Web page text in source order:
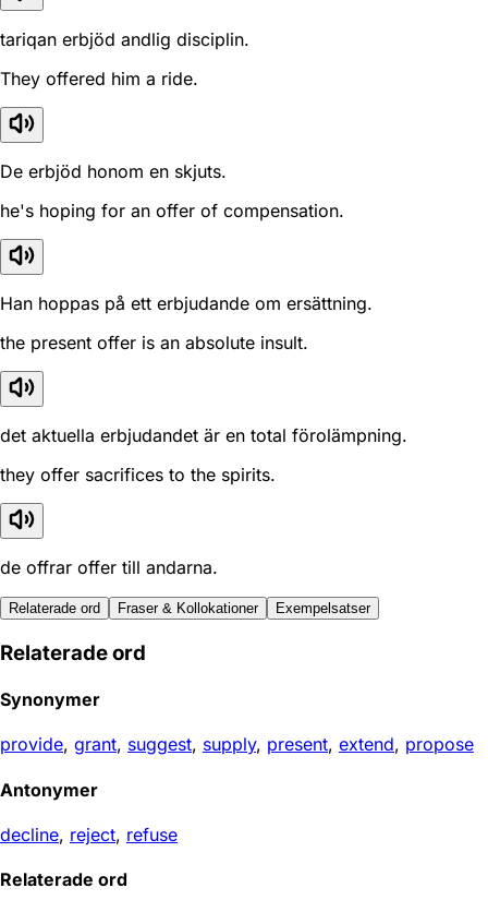
tariqan erbjöd andlig disciplin.
They offered him a ride.
De erbjöd honom en skjuts.
he's hoping for an offer of compensation.
Han hoppas på ett erbjudande om ersättning.
the present offer is an absolute insult.
det aktuella erbjudandet är en total förolämpning.
they offer sacrifices to the spirits.
de offrar offer till andarna.
Relaterade ord Fraser & Kollokationer Exempelsatser
Relaterade ord
Synonymer
provide, grant, suggest, supply, present, extend, propose
Antonymer
decline, reject, refuse
Relaterade ord